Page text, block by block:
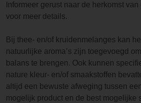
Informeer gerust naar de herkomst
voor meer details.
Bij thee- en/of kruidenmelanges kan
natuurlijke aroma’s zijn toegevoegd
balans te brengen. Ook kunnen
nature kleur- en/of smaakstoffen
altijd een bewuste afweging tussen
mogelijk product en de best mogelijke